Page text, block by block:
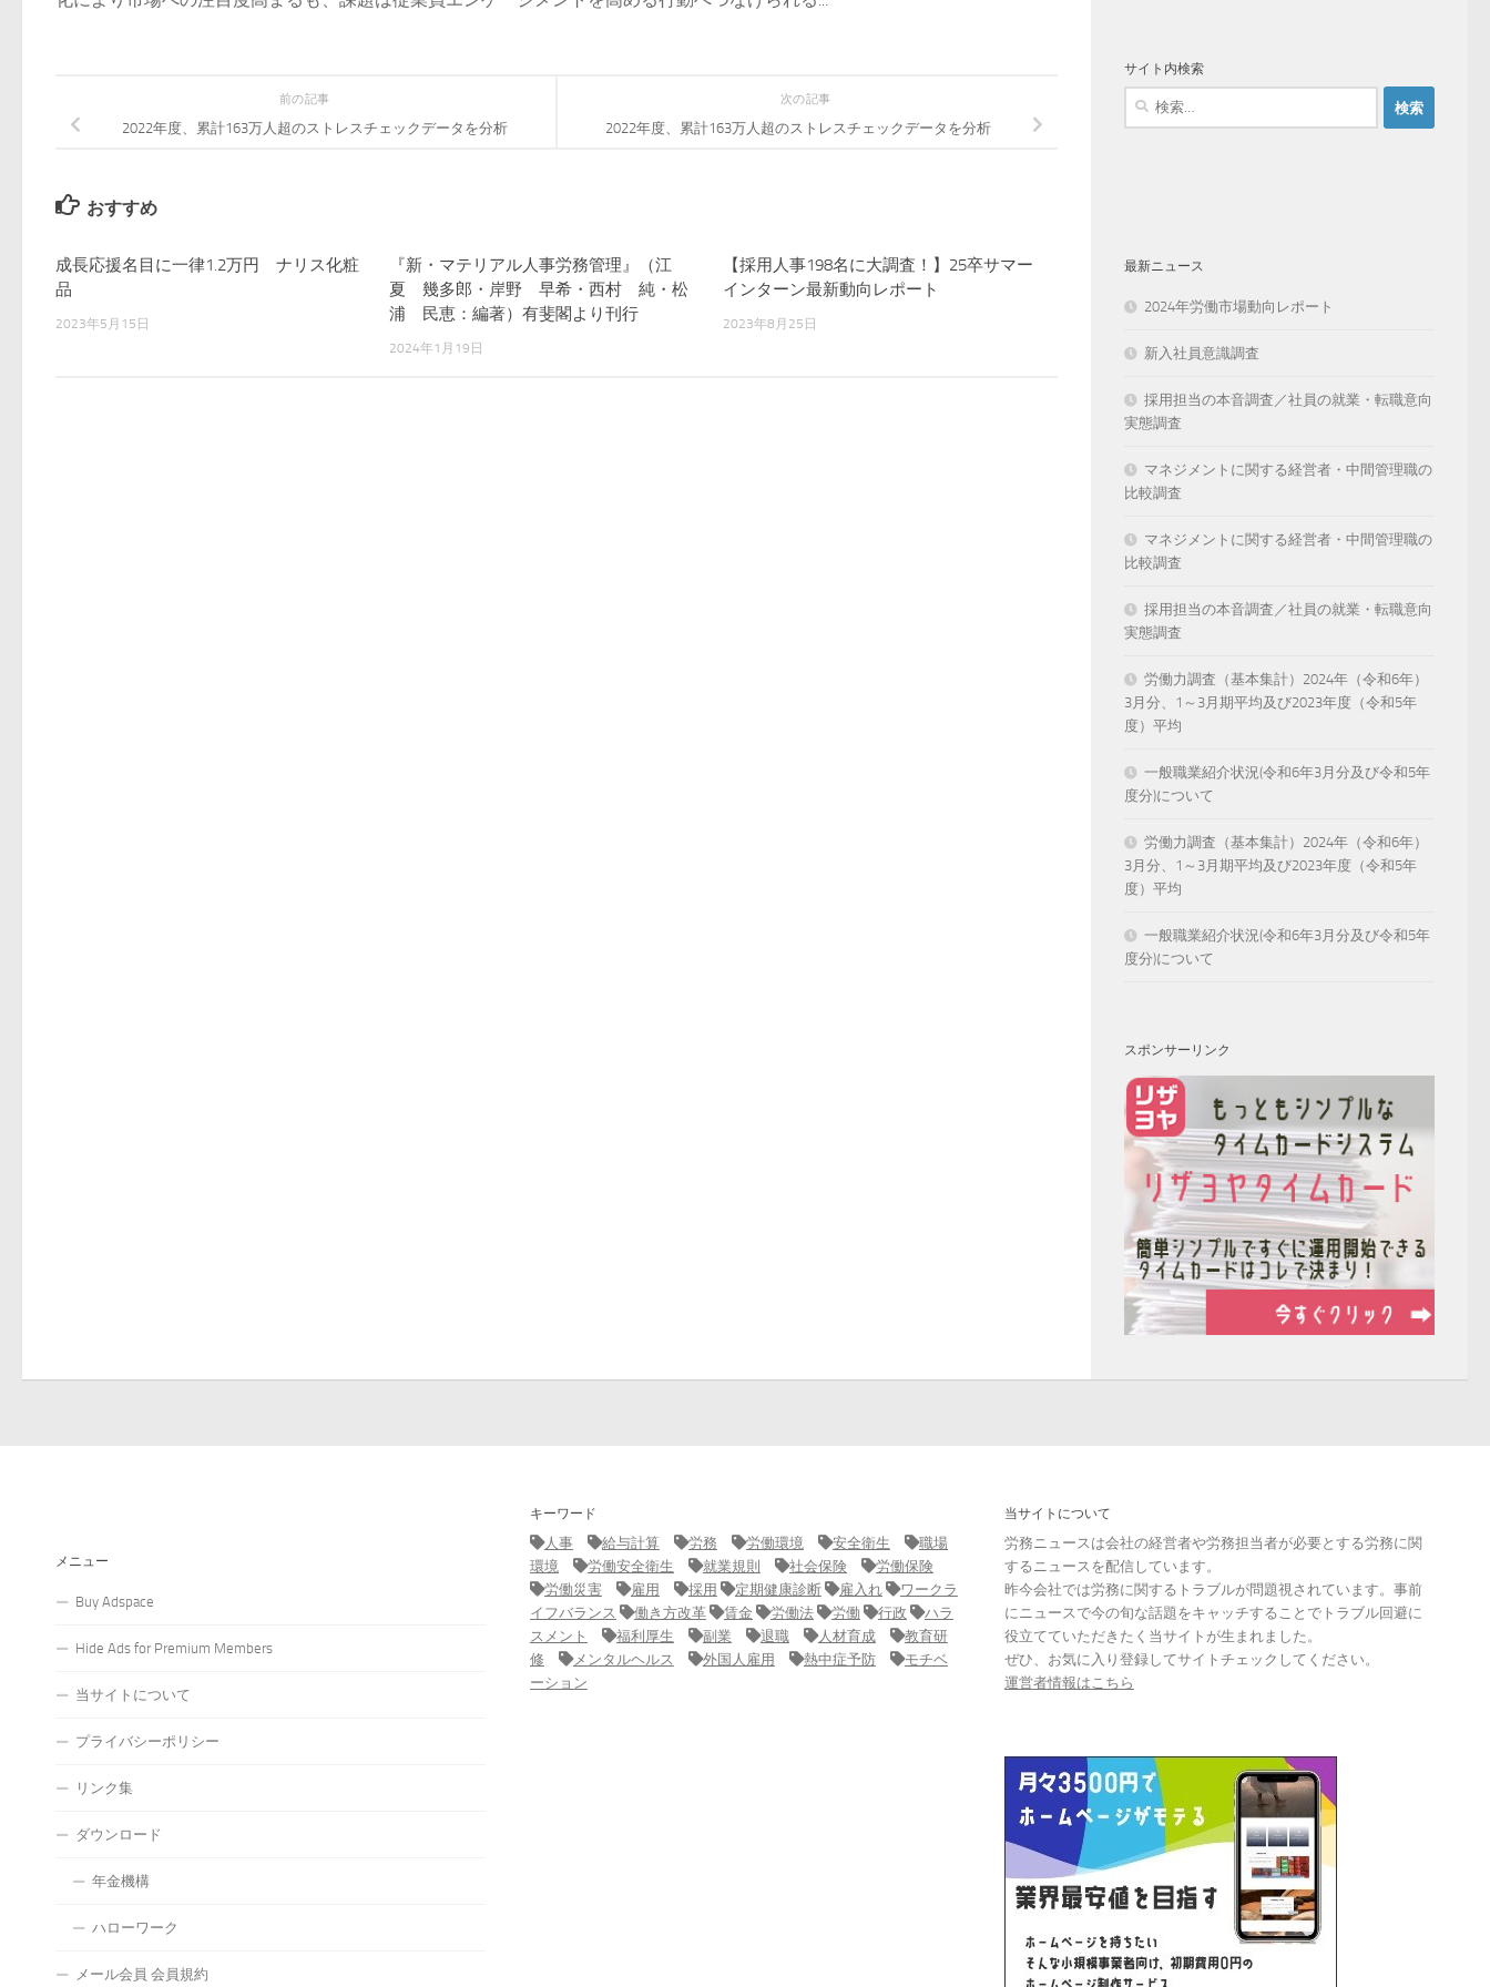
次の記事
2022年度、累計163万人超のストレスチェックデータを分析
前の記事
2022年度、累計163万人超のストレスチェックデータを分析
おすすめ
成長応援名目に一律1.2万円 ナリス化粧
品
2023年5月15日
『新・マテリアル人事労務管理』（江
夏 幾多郎・岸野 早希・西村 純・松
浦 民恵：編著）有斐閣より刊行
2024年1月19日
【採用人事198名に大調査！】25卒サマー
インターン最新動向レポート
2023年8月25日
サイト内検索
検
最新ニュース
2024年労働市場動向レポート
新入社員意識調査
採用担当の本音調査／社員の就業・転職意向
実態調査
マネジメントに関する経営者・中間管理職の
比較調査
マネジメントに関する経営者・中間管理職の
比較調査
採用担当の本音調査／社員の就業・転職意向
実態調査
労働力調査（基本集計）2024年（令和6年）
3月分、1～3月期平均及び2023年度（令和5年
度）平均
一般職業紹介状況(令和6年3月分及び令和5年
度分)について
労働力調査（基本集計）2024年（令和6年）
3月分、1～3月期平均及び2023年度（令和5年
度）平均
一般職業紹介状況(令和6年3月分及び令和5年
度分)について
スポンサーリンク
メニュー
Buy Adspace
Hide Ads for Premium Members
当サイトについて
プライバシーポリシー
リンク集
ダウンロード
年金機構
ハローワーク
メール会員 会員規約
キーワード
人事
給与計算 労務 労働環境 安全衛生
職場
環境
労働安全衛生 就業規則 社会保険
労働保険
労働災害
雇用 採用 定期健康診断 雇入れ
ワークラ
イフバランス
働き方改革 賃金 労働法 労働 行政
ハラ
スメント
福利厚生 副業 退職 人材育成
教育研
修
メンタルヘルス 外国人雇用 熱中症予防
モチベ
ーション
当サイトについて
労務ニュースは会社の経営者や労務担当者が必要とする労務に関
するニュースを配信しています。
昨今会社では労務に関するトラブルが問題視されています。事前
にニュースで今の旬な話題をキャッチすることでトラブル回避に
役立てていただきたく当サイトが生まれました。
ぜひ、お気に入り登録してサイトチェックしてください。
運営者情報はこちら